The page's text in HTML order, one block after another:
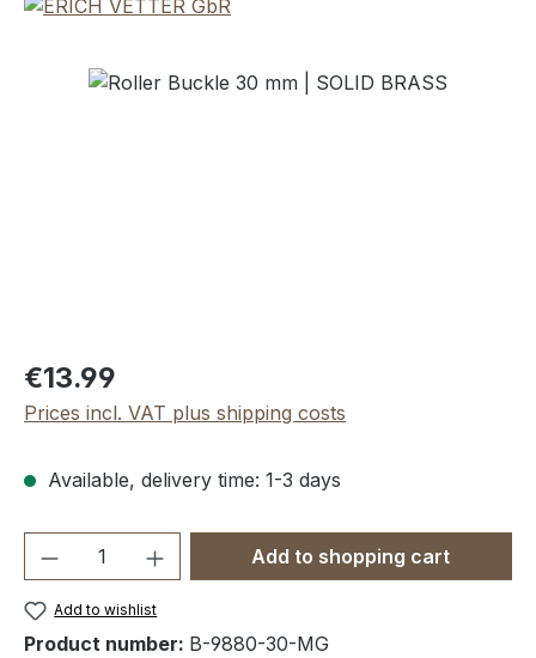
Skip image gallery
Regular price:
€13.99
Prices incl. VAT plus shipping costs
Available, delivery time: 1-3 days
Product Quantity: Enter the desired
Add to shopping cart
Add to wishlist
Product number: B-9880-30-MG